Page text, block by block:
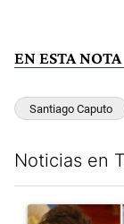
EN ESTA NOTA
Santiago Caputo
Noticias en
Un artículo de